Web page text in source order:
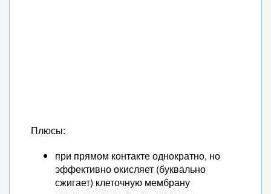
Плюсы:
при прямом контакте однократно, но
эффективно окисляет (буквально
сжигает) клеточную мембрану